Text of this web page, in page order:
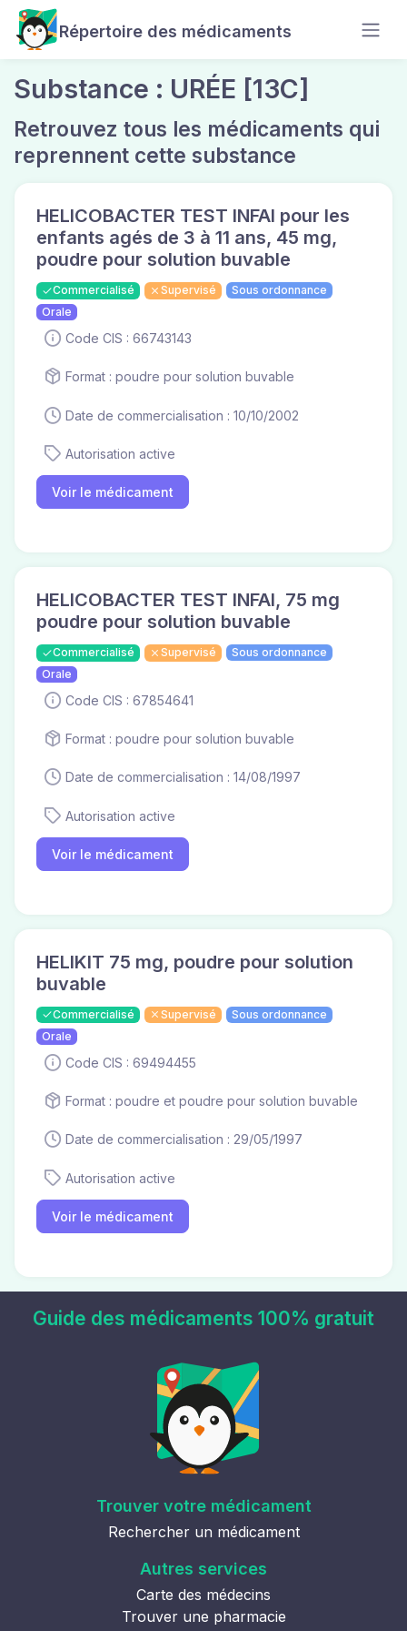
Répertoire des médicaments
Substance : URÉE [13C]
Retrouvez tous les médicaments qui
reprennent cette substance
HELICOBACTER TEST INFAI pour les
enfants agés de 3 à 11 ans, 45 mg,
poudre pour solution buvable
Commercialisé Supervisé
Sous ordonnance
Orale
Code CIS : 66743143
Format : poudre pour solution buvable
Date de commercialisation : 10/10/2002
Autorisation active
Voir le médicament
HELICOBACTER TEST INFAI, 75 mg
poudre pour solution buvable
Commercialisé Supervisé
Sous ordonnance
Orale
Code CIS : 67854641
Format : poudre pour solution buvable
Date de commercialisation : 14/08/1997
Autorisation active
Voir le médicament
HELIKIT 75 mg, poudre pour solution
buvable
Commercialisé Supervisé
Sous ordonnance
Orale
Code CIS : 69494455
Format : poudre et poudre pour solution buvable
Date de commercialisation : 29/05/1997
Autorisation active
Voir le médicament
Guide des médicaments 100% gratuit
Trouver votre médicament
Rechercher un médicament
Autres services
Carte des médecins
Trouver une pharmacie